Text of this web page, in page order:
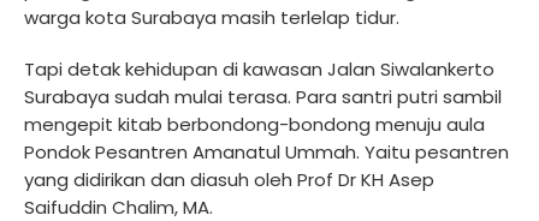
warga kota Surabaya masih terlelap tidur.
Tapi detak kehidupan di kawasan Jalan Siwalankerto
Surabaya sudah mulai terasa. Para santri putri sambil
mengepit kitab berbondong-bondong menuju aula
Pondok Pesantren Amanatul Ummah. Yaitu pesantren
yang didirikan dan diasuh oleh Prof Dr KH Asep
Saifuddin Chalim, MA.